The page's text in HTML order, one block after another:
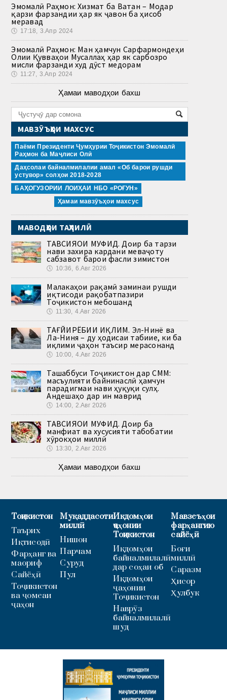
Эмомалӣ Раҳмон: Хизмат ба Ватан – Модар
қарзи фарзандии ҳар як ҷавон ба ҳисоб
меравад
🕔 17:18, 3.Апр 2024
Эмомалӣ Раҳмон: Ман ҳамчун Сарфармондеҳи
Олии Қувваҳои Мусаллаҳ ҳар як сарбозро
мисли фарзанди худ дӯст медорам
🕔 11:27, 3.Апр 2024
Ҳамаи маводҳои бахш
МАВЗӮЪҲОИ МАХСУС
Паёми Президенти Ҷумҳурии Тоҷикистон Эмомалӣ
Раҳмон ба Маҷлиси Олӣ
Даҳсолаи байналмилалии амал «Об барои рушди
устувор» солҳои 2018-2028
БАҲОГУЗОРИИ ЛОИҲАИ НБО «РОҒУН»
Ҳамаи мавзӯъҳои махсус
МАВОДҲОИ ТАҲЛИЛӢ
ТАВСИЯҲОИ МУФИД. Доир ба тарзи
нави захира кардани меваҷоту
сабзавот барои фасли зимистон
🕔 10:36, 6.Авг 2026
Малакаҳои рақамӣ заминаи рушди
иқтисоди рақобатпазири
Тоҷикистон мебошанд
🕔 11:30, 4.Авг 2026
ТАҒЙИРЁБИИ ИҚЛИМ. Эл-Нинё ва
Ла-Ниня – ду ҳодисаи табиие, ки ба
иқлими ҷаҳон таъсир мерасонанд
🕔 10:00, 4.Авг 2026
Ташаббуси Тоҷикистон дар СММ:
масъулияти байнинаслӣ ҳамчун
парадигмаи нави ҳуқуқи сулҳ.
Андешаҳо дар ин маврид
🕔 14:00, 2.Авг 2026
ТАВСИЯҲОИ МУФИД. Доир ба
манфиат ва хусусияти табобатии
хӯрокҳои миллӣ
🕔 13:30, 2.Авг 2026
Ҳамаи маводҳои бахш
Тоҷикистон
Таърих
Иқтисодӣ
Фарҳанг ва
маориф
Сайёҳӣ
Тоҷикистон
ва ҷомеаи
ҷаҳон
Муқаддасоти
миллӣ
Нишон
Парчам
Суруд
Пул
Иқдомҳои
ҷаҳонии
Тоҷикистон
Иқдомҳои
байналмилалӣ
дар соҳаи об
Иқдомҳои
ҷаҳонии
Тоҷикистон
Наврӯз
байналмилалӣ
шуд
Мавзеъҳои
фарҳангию
сайёҳӣ
Боғи
миллӣ
Саразм
Ҳисор
Ҳулбук